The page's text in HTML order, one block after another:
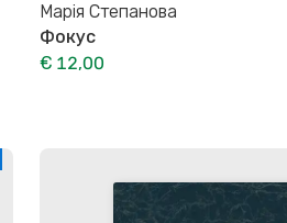
Марія Степанова
Фокус
€ 12,00